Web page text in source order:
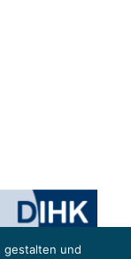
gestalten und